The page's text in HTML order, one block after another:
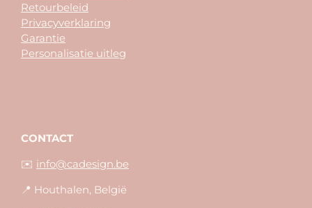
Retourbeleid
Privacyverklaring
Garantie
Personalisatie uitleg
CONTACT
✉️ info@cadesign.be
📍 Houthalen, België